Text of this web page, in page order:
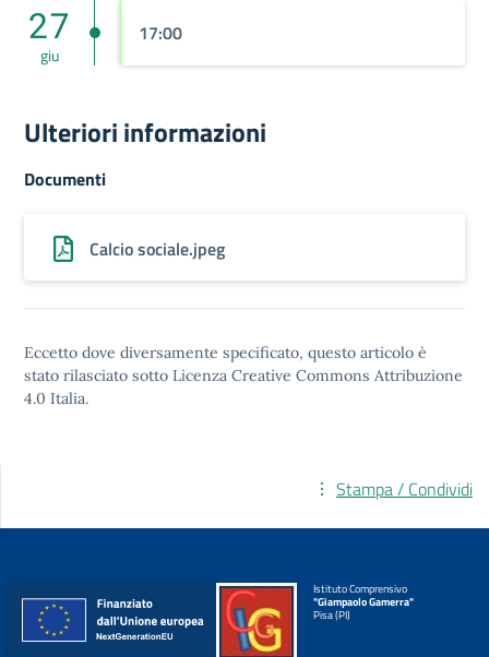
27
giu
17:00
Ulteriori informazioni
Documenti
Calcio sociale.jpeg
Eccetto dove diversamente specificato, questo articolo è
stato rilasciato sotto Licenza Creative Commons Attribuzione
4.0 Italia.
Stampa / Condividi
Istituto Comprensivo
"Giampaolo Gamerra"
Pisa (PI)